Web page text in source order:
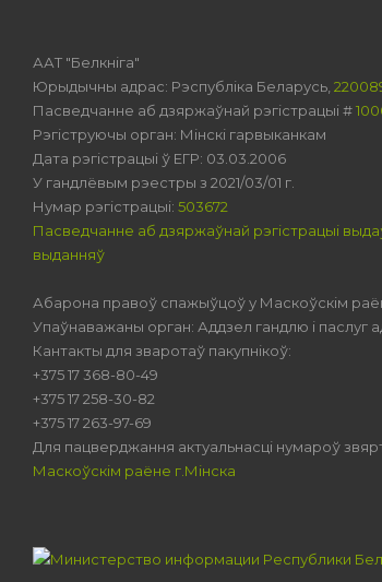
ААТ "Белкніга"
Юрыдычны адрас: Рэспубліка Беларусь,
Пасведчанне аб дзяржаўнай рэгістрацыі #
Рэгіструючы орган: Мінскі гарвыканкам
Дата рэгістрацыі ў ЕГР: 03.03.2006
У гандлёвым рэестры з 2021/03/01 г.
Нумар рэгістрацыі: 503672
Пасведчанне аб дзяржаўнай рэгістрацыі
выданняў
Абарона правоў спажыўцоў у Маскоўскім
Упаўнаважаны орган: Аддзел гандлю і паслуг
Кантакты для зваротаў пакупнікоў:
+375 17 368-80-49
+375 17 258-30-82
+375 17 263-97-69
Для пацверджання актуальнасці нумароў
Маскоўскім раёне г.Мінска